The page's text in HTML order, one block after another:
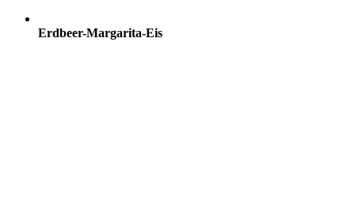
Erdbeer-Margarita-Eis